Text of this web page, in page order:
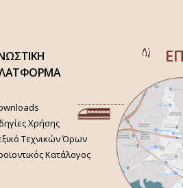
Χρήσης
Τεχνικών Όρων
Κατάλογος